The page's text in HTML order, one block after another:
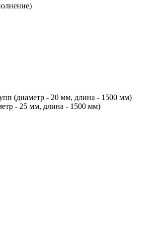
(диаметр - 20 мм, длина - 1500 мм)
- 25 мм, длина - 1500 мм)